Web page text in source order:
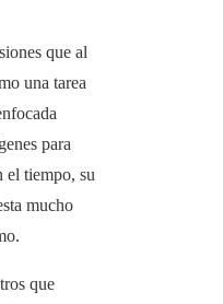
que al
una tarea
para
el tiempo, su
mucho
que